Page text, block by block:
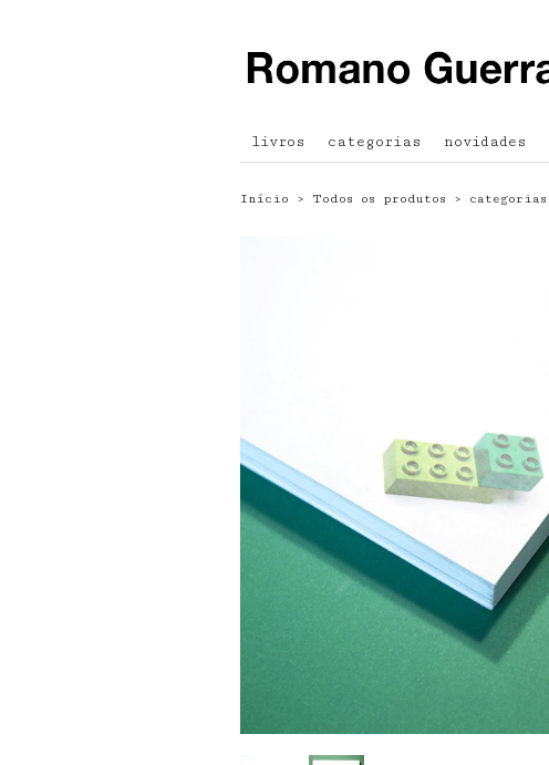
livros categorias novidades
Início › Todos os produtos › categorias